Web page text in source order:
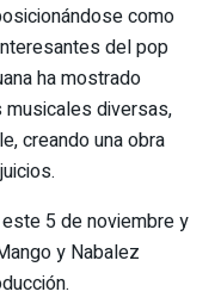
como
del pop
ha mostrado
musicales diversas,
creando una obra
5 de noviembre y
y Nabalez